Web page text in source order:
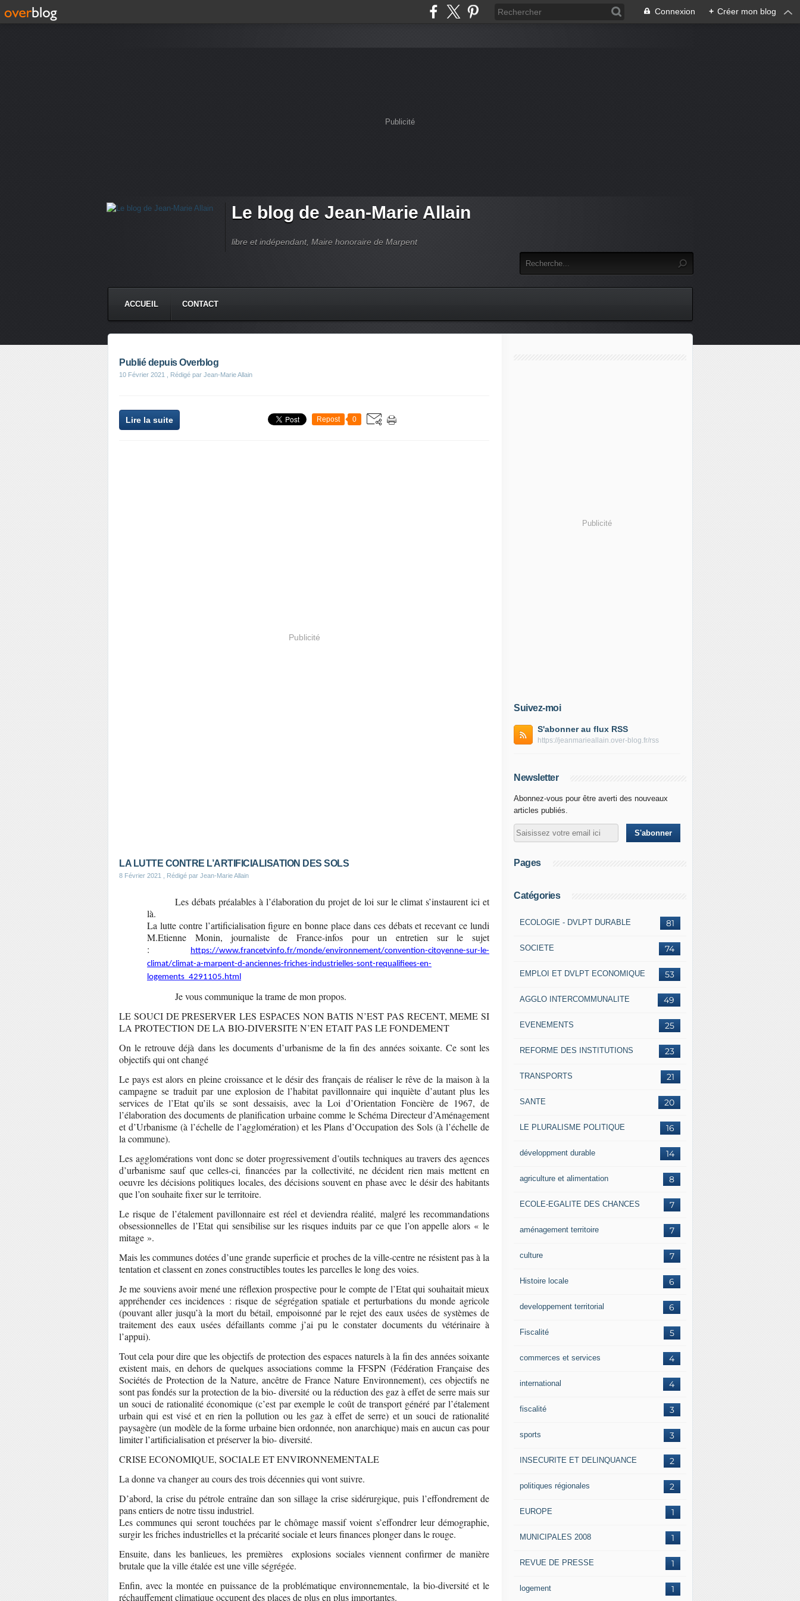
Connexion + Créer mon blog
Publicité
Le blog de Jean-Marie Allain
libre et indépendant, Maire honoraire de Marpent
ACCUEIL CONTACT
Publié depuis Overblog
10 Février 2021 , Rédigé par Jean-Marie Allain
Lire la suite Repost 0
Publicité
LA LUTTE CONTRE L’ARTIFICIALISATION DES SOLS
8 Février 2021 , Rédigé par Jean-Marie Allain
Les débats préalables à l’élaboration du projet de loi sur le climat s’instaurent ici et
là.
La lutte contre l’artificialisation figure en bonne place dans ces débats et recevant ce lundi
M.Etienne Monin, journaliste de France-infos pour un entretien sur le sujet
:
https://www.francetvinfo.fr/monde/environnement/convention-citoyenne-sur-le-
climat/climat-a-marpent-d-anciennes-friches-industrielles-sont-requalifiees-en-
logements_4291105.html
Je vous communique la trame de mon propos.
LE SOUCI DE PRESERVER LES ESPACES NON BATIS N’EST PAS RECENT, MEME SI
LA PROTECTION DE LA BIO-DIVERSITE N’EN ETAIT PAS LE FONDEMENT
On le retrouve déjà dans les documents d’urbanisme de la fin des années soixante. Ce sont les
objectifs qui ont changé
Le pays est alors en pleine croissance et le désir des français de réaliser le rêve de la maison à la
campagne se traduit par une explosion de l’habitat pavillonnaire qui inquiète d’autant plus les
services de l’Etat qu’ils se sont dessaisis, avec la Loi d’Orientation Foncière de 1967, de
l’élaboration des documents de planification urbaine comme le Schéma Directeur d’Aménagement
et d’Urbanisme (à l’échelle de l’agglomération) et les Plans d’Occupation des Sols (à l’échelle de
la commune).
Les agglomérations vont donc se doter progressivement d’outils techniques au travers des agences
d’urbanisme sauf que celles-ci, financées par la collectivité, ne décident rien mais mettent en
oeuvre les décisions politiques locales, des décisions souvent en phase avec le désir des habitants
que l’on souhaite fixer sur le territoire.
Le risque de l’étalement pavillonnaire est réel et deviendra réalité, malgré les recommandations
obsessionnelles de l’Etat qui sensibilise sur les risques induits par ce que l’on appelle alors « le
mitage ».
Mais les communes dotées d’une grande superficie et proches de la ville-centre ne résistent pas à la
tentation et classent en zones constructibles toutes les parcelles le long des voies.
Je me souviens avoir mené une réflexion prospective pour le compte de l’Etat qui souhaitait mieux
appréhender ces incidences : risque de ségrégation spatiale et perturbations du monde agricole
(pouvant aller jusqu’à la mort du bétail, empoisonné par le rejet des eaux usées de systèmes de
traitement des eaux usées défaillants comme j’ai pu le constater documents du vétérinaire à
l’appui).
Tout cela pour dire que les objectifs de protection des espaces naturels à la fin des années soixante
existent mais, en dehors de quelques associations comme la FFSPN (Fédération Française des
Sociétés de Protection de la Nature, ancêtre de France Nature Environnement), ces objectifs ne
sont pas fondés sur la protection de la bio- diversité ou la réduction des gaz à effet de serre mais sur
un souci de rationalité économique (c’est par exemple le coût de transport généré par l’étalement
urbain qui est visé et en rien la pollution ou les gaz à effet de serre) et un souci de rationalité
paysagère (un modèle de la forme urbaine bien ordonnée, non anarchique) mais en aucun cas pour
limiter l’artificialisation et préserver la bio- diversité.
CRISE ECONOMIQUE, SOCIALE ET ENVIRONNEMENTALE
La donne va changer au cours des trois décennies qui vont suivre.
D’abord, la crise du pétrole entraîne dan son sillage la crise sidérurgique, puis l’effondrement de
pans entiers de notre tissu industriel.
Les communes qui seront touchées par le chômage massif voient s’effondrer leur démographie,
surgir les friches industrielles et la précarité sociale et leurs finances plonger dans le rouge.
Ensuite, dans les banlieues, les premières explosions sociales viennent confirmer de manière
brutale que la ville étalée est une ville ségrégée.
Enfin, avec la montée en puissance de la problématique environnementale, la bio-diversité et le
réchauffement climatique occupent des places de plus en plus importantes.
Publicité
Suivez-moi
S'abonner au flux RSS
https://jeanmarieallain.over-blog.fr/rss
Newsletter
Abonnez-vous pour être averti des nouveaux
articles publiés.
Pages
Catégories
81
ECOLOGIE - DVLPT DURABLE
74
SOCIETE
53
EMPLOI ET DVLPT ECONOMIQUE
49
AGGLO INTERCOMMUNALITE
25
EVENEMENTS
23
REFORME DES INSTITUTIONS
21
TRANSPORTS
20
SANTE
16
LE PLURALISME POLITIQUE
14
développment durable
8
agriculture et alimentation
7
ECOLE-EGALITE DES CHANCES
7
aménagement territoire
7
culture
6
Histoire locale
6
developpement territorial
5
Fiscalité
4
commerces et services
4
international
3
fiscalité
3
sports
2
INSECURITE ET DELINQUANCE
2
politiques régionales
1
EUROPE
1
MUNICIPALES 2008
1
REVUE DE PRESSE
1
logement